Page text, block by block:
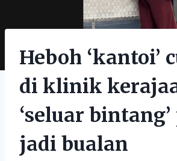
Heboh ‘kantoi’
di klinik
‘seluar
jadi bualan